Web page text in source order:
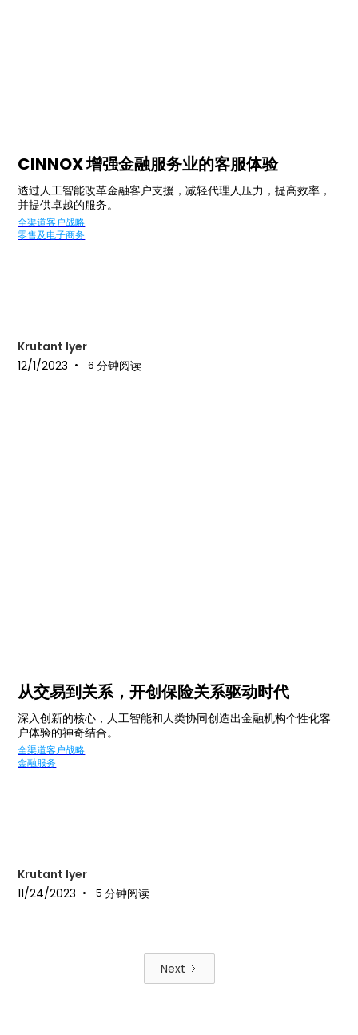
CINNOX 增强金融服务业的客服体验
透过人工智能改革金融客户支援，减轻代理人压力，提高效率，
并提供卓越的服务。
全渠道客户战略
零售及电子商务
Krutant Iyer
12/1/2023 • 6 分钟阅读
从交易到关系，开创保险关系驱动时代
深入创新的核心，人工智能和人类协同创造出金融机构个性化客
户体验的神奇结合。
全渠道客户战略
金融服务
Krutant Iyer
11/24/2023 • 5 分钟阅读
Next